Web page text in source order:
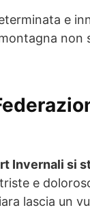
e
non
Invernali si
e
lascia un